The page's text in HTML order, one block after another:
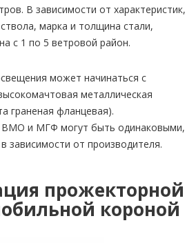
В зависимости от характеристик,
марка и толщина стали,
с 1 по 5 ветровой район.
может начинаться с
металлическая
граненая фланцевая).
ВМО и МГФ могут быть одинаковыми,
зависимости от производителя.
прожекторной
короной